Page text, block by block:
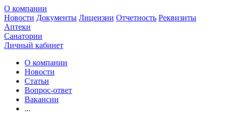
О компании
Новости Документы Лицензии Отчетность Реквизиты
Аптеки
Санатории
Личный кабинет
О компании
Новости
Статьи
Вопрос-ответ
Вакансии
...